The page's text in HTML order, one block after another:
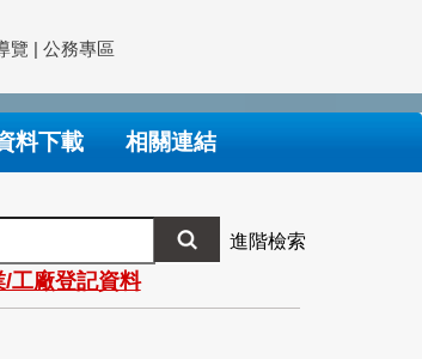
覽 | 公務專區
料下載 相關連結
進階檢索
/工廠登記資料